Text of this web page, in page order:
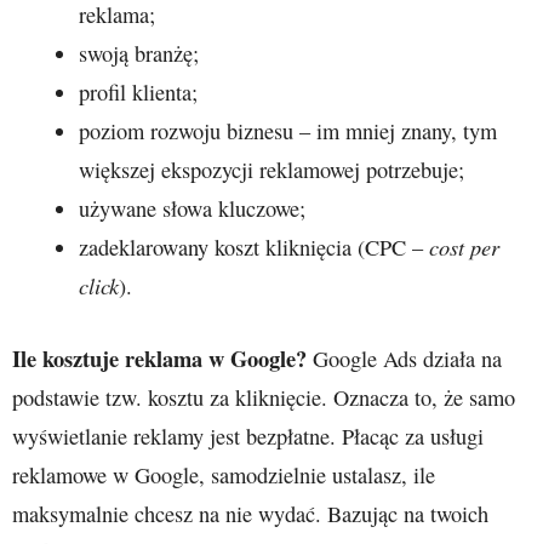
reklama;
swoją branżę;
profil klienta;
poziom rozwoju biznesu – im mniej znany, tym
większej ekspozycji reklamowej potrzebuje;
używane słowa kluczowe;
zadeklarowany koszt kliknięcia (CPC –cost per
click).
Ile kosztuje reklama w Google? Google Ads działa na
podstawie tzw. kosztu za kliknięcie. Oznacza to, że samo
wyświetlanie reklamy jest bezpłatne. Płacąc za usługi
reklamowe w Google, samodzielnie ustalasz, ile
maksymalnie chcesz na nie wydać. Bazując na twoich